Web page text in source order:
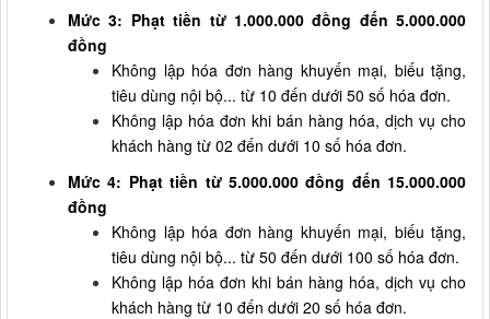
Mức 3: Phạt tiền từ 1.000.000 đồng đến 5.000.000
đồng
Không lập hóa đơn hàng khuyến mại, biếu tặng,
tiêu dùng nội bộ... từ 10 đến dưới 50 số hóa đơn.
Không lập hóa đơn khi bán hàng hóa, dịch vụ cho
khách hàng từ 02 đến dưới 10 số hóa đơn.
Mức 4: Phạt tiền từ 5.000.000 đồng đến 15.000.000
đồng
Không lập hóa đơn hàng khuyến mại, biếu tặng,
tiêu dùng nội bộ... từ 50 đến dưới 100 số hóa đơn.
Không lập hóa đơn khi bán hàng hóa, dịch vụ cho
khách hàng từ 10 đến dưới 20 số hóa đơn.